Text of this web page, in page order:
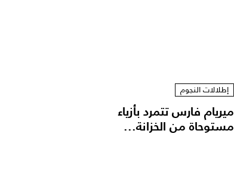
إطلالات النجوم
ميريام فارس تتمرد بأزياء
مستوحاة من الخزانة...